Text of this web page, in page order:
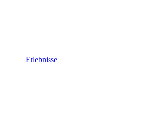
Erlebnisse